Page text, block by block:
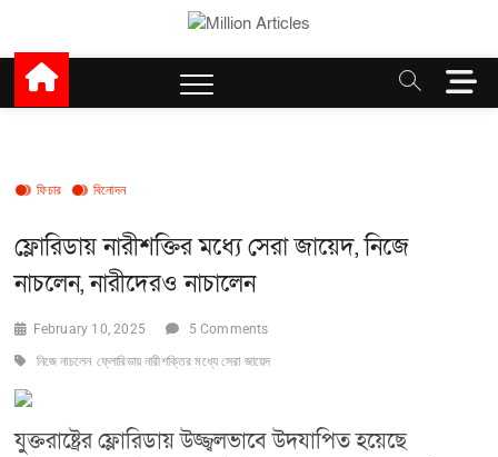
contentMillion Articles
M
e
ফিচার বিনোদন
ফ্লোরিডায় নারীশক্তির মধ্যে সেরা জায়েদ, নিজে
নাচলেন, নারীদেরও নাচালেন
February 10, 2025 5 Comments
নিজে নাচলেন ফ্লোরিডায় নারীশক্তির মধ্যে সেরা জায়েদ
যুক্তরাষ্ট্রের ফ্লোরিডায় উজ্জ্বলভাবে উদযাপিত হয়েছে